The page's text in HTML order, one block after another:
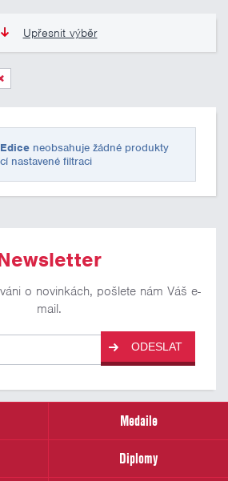
Upřesnit výběr
Edice neobsahuje žádné produkty
nastavené filtraci
o novinkách, pošlete nám Váš e-
mail.
ODESLAT
Medaile
Diplomy